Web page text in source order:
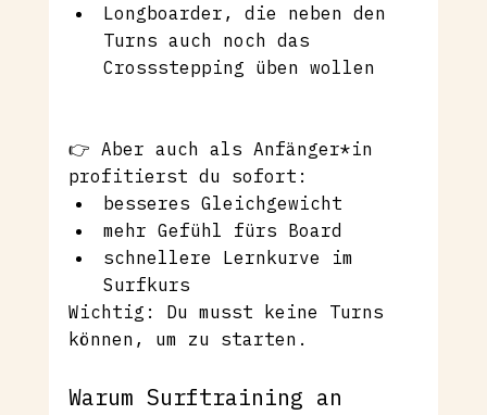
Longboarder, die neben den
Turns auch noch das
Crossstepping üben wollen
👉 Aber auch als Anfänger*in
profitierst du sofort:
besseres Gleichgewicht
mehr Gefühl fürs Board
schnellere Lernkurve im
Surfkurs
Wichtig: Du musst keine Turns
können, um zu starten.
Warum Surftraining an